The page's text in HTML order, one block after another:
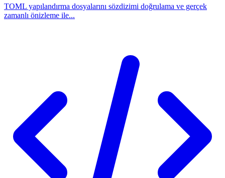
TOML yapılandırma dosyalarını sözdizimi doğrulama ve gerçek
zamanlı önizleme ile...